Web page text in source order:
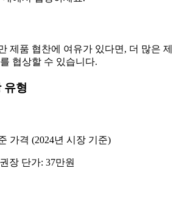
제품 협찬에 여유가 있다면, 더 많은 제
를 협상할 수 있습니다.
유형
가격 (2024년 시장 기준)
장 단가: 37만원